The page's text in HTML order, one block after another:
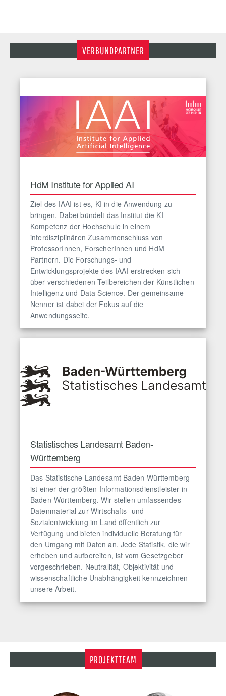
VERBUNDPARTNER
HdM Institute for Applied AI
Ziel des IAAI ist es, KI in die Anwendung zu
bringen. Dabei bündelt das Institut die KI-
Kompetenz der Hochschule in einem
interdisziplinären Zusammenschluss von
ProfessorInnen, ForscherInnen und HdM
Partnern. Die Forschungs- und
Entwicklungsprojekte des IAAI erstrecken sich
über verschiedenen Teilbereichen der Künstlichen
Intelligenz und Data Science. Der gemeinsame
Nenner ist dabei der Fokus auf die
Anwendungsseite.
Statistisches Landesamt Baden-
Württemberg
Das Statistische Landesamt Baden-Württemberg
ist einer der größten Informationsdienstleister in
Baden-Württemberg. Wir stellen umfassendes
Datenmaterial zur Wirtschafts- und
Sozialentwicklung im Land öffentlich zur
Verfügung und bieten individuelle Beratung für
den Umgang mit Daten an. Jede Statistik, die wir
erheben und aufbereiten, ist vom Gesetzgeber
vorgeschrieben. Neutralität, Objektivität und
wissenschaftliche Unabhängigkeit kennzeichnen
unsere Arbeit.
PROJEKTTEAM